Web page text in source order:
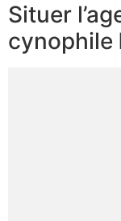
Situer
cynophile